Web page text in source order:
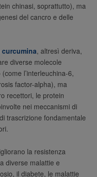
chinasi, soprattutto), ma
del cancro e delle
curcumina, altresì deriva,
diverse molecole
l’interleuchina-6,
factor-alpha), ma
recettori, le protein
nei meccanismi di
trascrizione fondamentale
la resistenza
diverse malattie e
il diabete, le malattie